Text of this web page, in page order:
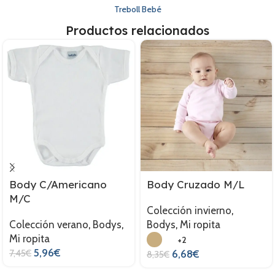
Treboll Bebé
Productos relacionados
Body C/Americano
M/C
Colección verano, Bodys,
Mi ropita
7,45€ 5,96€
Body Cruzado M/L
Colección invierno,
Bodys, Mi ropita
+2
8,35€ 6,68€